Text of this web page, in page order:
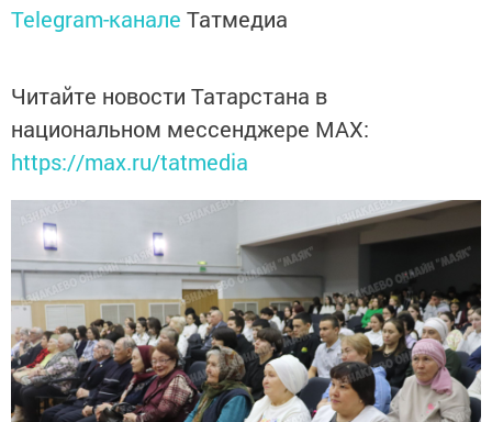
Telegram-канале Татмедиа
Читайте новости Татарстана в
национальном мессенджере MАХ:
https://max.ru/tatmedia